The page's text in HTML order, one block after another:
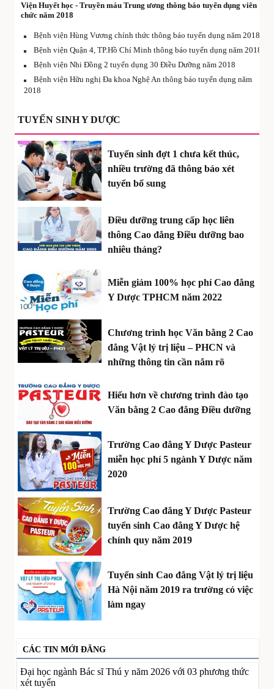
Viện Huyết học - Truyền máu Trung ương thông báo tuyển dụng viên
chức năm 2018
Bệnh viện Hùng Vương chính thức thông báo tuyển dụng năm 2018
Bệnh viện Quận 4, TP.Hồ Chí Minh thông báo tuyển dụng năm 2018
Bệnh viện Nhi Đồng 2 tuyển dụng 30 Điều Dưỡng năm 2018
Bệnh viện Hữu nghị Đa khoa Nghệ An thông báo tuyển dụng năm
2018
TUYỂN SINH Y DƯỢC
Tuyển sinh đợt 1 chưa kết thúc,
nhiều trường đã thông báo xét
tuyển bổ sung
Điều dưỡng trung cấp học liên
thông Cao đẳng Điều dưỡng bao
nhiêu tháng?
Miễn giảm 100% học phí Cao đẳng
Y Dược TPHCM năm 2022
Chương trình học Văn bằng 2 Cao
đẳng Vật lý trị liệu – PHCN và
những thông tin cần nắm rõ
Hiểu hơn về chương trình đào tạo
Văn bằng 2 Cao đẳng Điều dưỡng
Trường Cao đẳng Y Dược Pasteur
miễn học phí 5 ngành Y Dược năm
2020
Trường Cao đẳng Y Dược Pasteur
tuyển sinh Cao đẳng Y Dược hệ
chính quy năm 2019
Tuyển sinh Cao đẳng Vật lý trị liệu
Hà Nội năm 2019 ra trường có việc
làm ngay
CÁC TIN MỚI ĐĂNG
Đại học ngành Bác sĩ Thú y năm 2026 với 03 phương thức
xét tuyển